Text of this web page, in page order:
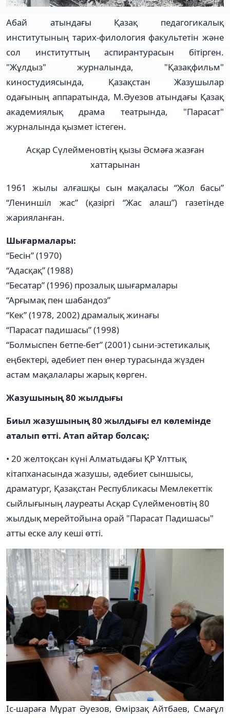
Абай атындағы Қазақ педагогикалық
институтының тарих-филология факультетін және
сол институттың аспирантурасын бітірген.
"Жұлдыз" журналында, "Қазақфильм"
киностудиясында, Қазақстан Жазушылар
одағының аппаратында, М.Әуезов атындағы Қазақ
академиялық драма театрында, "Парасат"
журналында қызмет істеген.
Асқар Сүлейменовтің қызы Әсмәға жазған
хаттарынан
1961 жылы алғашқы сын мақаласы “Жол басы”
“Лениншіл жас” (қазіргі “Жас алаш”) газетінде
жарияланған.
Шығармалары:
“Бесін” (1970)
“Адасқақ” (1988)
“Бесатар” (1996) прозалық шығармалары
“Арғымақ пен шабандоз”
“Кек” (1978, 2002) драмалық жинағы
“Парасат падишасы” (1998)
“Болмыспен бетпе-бет” (2001) сыни-эстетикалық
еңбектері, әдебиет пен өнер турасында жүзден
астам мақалалары жарық көрген.
Жазушының 80 жылдығы
Биыл жазушының 80 жылдығы ел көлемінде
аталып өтті. Атап айтар болсақ:
• 20 желтоқсан күні Алматыдағы ҚР Ұлттық
кітапханасында жазушы, әдебиет сыншысы,
драматург, Қазақстан Республикасы Мемлекеттік
сыйлығының лауреаты Асқар Сүлейменовтің 80
жылдық мерейтойына орай "Парасат Падишасы"
атты еске алу кеші өтті.
Іс-шараға Мұрат Әуезов, Өмірзақ Айтбаев, Смағұл